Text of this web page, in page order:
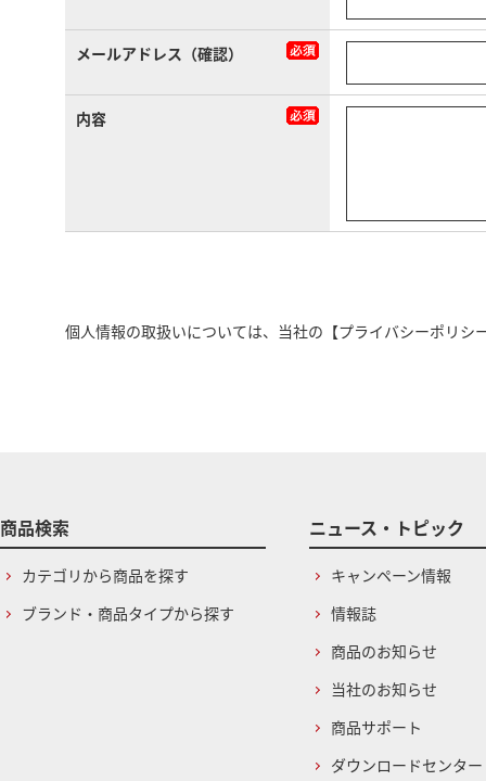
メールアドレス（確認）
内容
個人情報の取扱いについては、当社の 【プライバシーポリシ
商品検索
カテゴリから商品を探す
ブランド・商品タイプから探す
ニュース・トピック
キャンペーン情報
情報誌
商品のお知らせ
当社のお知らせ
商品サポート
ダウンロードセンター